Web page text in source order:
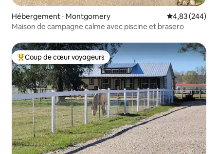
Hébergement ⋅ Montgomery Évaluation
4,83 (244)
Maison de campagne calme avec piscine et brasero
Coups de cœur voyageurs les plus appréciés
Coup de cœur voyageurs